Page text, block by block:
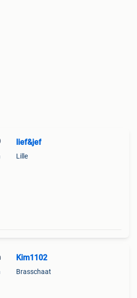
lief&jef
Lille
Kim1102
Brasschaat